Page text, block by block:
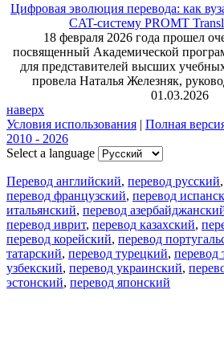
Цифровая эволюция перевода: как
CAT-систему PROMT
18 февраля 2026 года прошел
посвященный Академической
для представителей высших
провела Наталья Железняк,
01.03.2026
наверх
Условия использования | Полная
2010 - 2026
Select a language
Перевод английский, перевод русский,
перевод французский, перевод
итальянский, перевод
перевод иврит, перевод казахский,
перевод корейский, перевод
татарский, перевод турецкий, перевод
узбекский, перевод украинский,
эстонский, перевод японский